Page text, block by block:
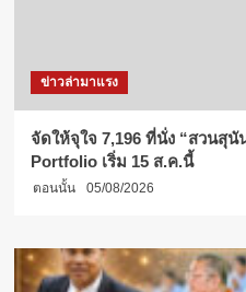
ข่าวล่ามาแรง
จัดให้จุใจ 7,196 ที่นั่ง “สวนสุนั
Portfolio เริ่ม 15 ส.ค.นี้
ตอนนั้น 05/08/2026